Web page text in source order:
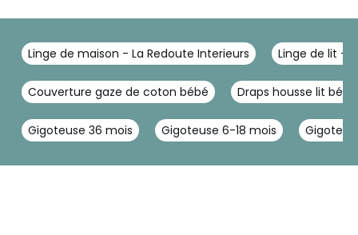
Linge de maison - La Redoute Interieurs Linge de lit -
Couverture gaze de coton bébé Draps housse lit bébé
Gigoteuse 36 mois Gigoteuse 6-18 mois